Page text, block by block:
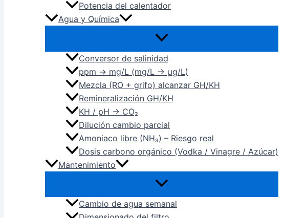
Potencia del calentador
Agua y Química
Conversor de salinidad
ppm → mg/L (mg/L → µg/L)
Mezcla (RO + grifo) alcanzar GH/KH
Remineralización GH/KH
KH / pH → CO₂
Dilución cambio parcial
Amoniaco libre (NH₃) – Riesgo real
Dosis carbono orgánico (Vodka / Vinagre / Azúcar)
Mantenimiento
Cambio de agua semanal